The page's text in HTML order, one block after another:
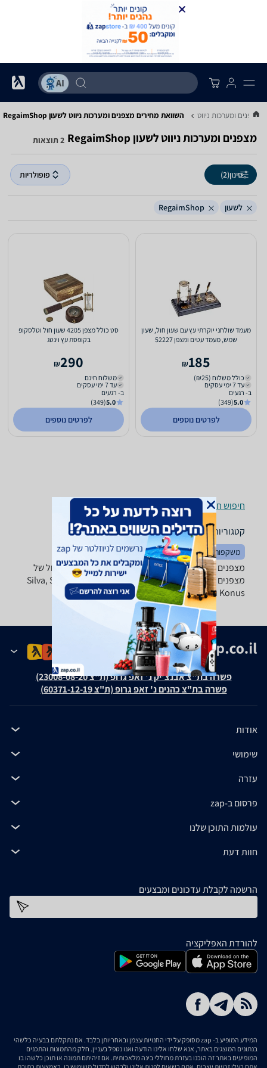
מצפנים ומערכות ניווט השוואת מחירים מצפנים ומערכות ניווט ‏לשעון ‏RegaimShop
מצפנים ומערכות ניווט ‏לשעון ‏RegaimShop 2 תוצאות
סינון(2) פופולריות
לשעון RegaimShop
מעמד שולחני יוקרתי עץ עם שעון חול, שעון
שמש, מעמד עטים ומצפן 52227
185
₪
כולל משלוח (₪25)
עד 7 ימי עסקים
ב- רגעים
5.0
(349)
לפרטים נוספים
סט כולל מצפן 4205 שעון חול וטלסקופ
בקופסת עץ וינטג
290
₪
משלוח חינם
עד 7 ימי עסקים
ב- רגעים
5.0
(349)
לפרטים נוספים
חיפוש חנויות מצפנים ומערכות ניווט לפי עיר
קטגוריות משלימות
משקפות פנסים אוהלים
מצפנים ומערכות ניווט - ‏לשעון ‏RegaimShop מבחר גדול של
מצפנים מכל הסוגים והמינים של טובי היצרנים: Silva, Suunto,
Konus ואחרים.
פשרה בת"צ אבנצ'יק נ' זאפ גרופ (ת"צ 23008-08-20)
פשרה בת"צ כהנים נ' זאפ גרופ (ת"צ 60371-12-19)
אודות
שימושי
עזרה
פרסום ב-zap
עולמות התוכן שלנו
חוות דעת
הרשמה לקבלת עדכונים ומבצעים
להורדת האפליקציה
המידע המופיע ב- zap מסופק על ידי החנויות עצמן ובאחריותן בלבד. אם נתקלתם בבעיה כלשהי
בנתונים המוצגים באתר, אנא שלחו אלינו הודעה ואנו נטפל בעניין. חלק מהתמונות והתכנים
המופיעים באתר זה הוכנו בעזרת מחוללי בינה מלאכותית. אם זיהיתם תמונה או תוכן כלשהו בו